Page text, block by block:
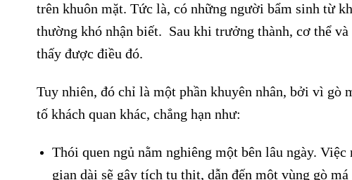
trên khuôn mặt. Tức là, có những người bẩm sinh từ
thường khó nhận biết. Sau khi trưởng thành, cơ thể
thấy được điều đó.
Tuy nhiên, đó chỉ là một phần khuyên nhân, bởi vì gò
tố khách quan khác, chẳng hạn như:
Thói quen ngủ nằm nghiêng một bên lâu ngày.
gian dài sẽ gây tích tụ thịt, dẫn đến một vùng gò